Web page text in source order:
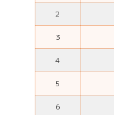
2
3
4
5
6